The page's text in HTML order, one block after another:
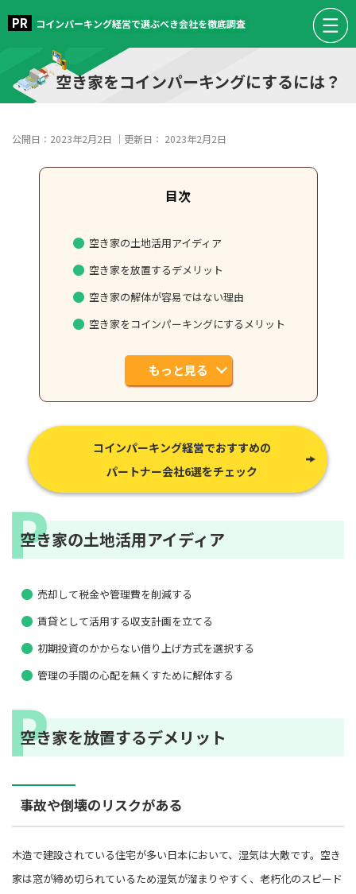
コインパーキング経営で選ぶべき会社を徹底調査
空き家をコインパーキングにするには？
公開日： 2023年2月2日 ｜更新日： 2023年2月2日
空き家の土地活用アイディア
空き家を放置するデメリット
空き家の解体が容易ではない理由
空き家をコインパーキングにするメリット
もっと見る
コインパーキング経営でおすすめの
パートナー会社6選をチェック
空き家の土地活用アイディア
売却して税金や管理費を削減する
賃貸として活用する収支計画を立てる
初期投資のかからない借り上げ方式を選択する
管理の手間の心配を無くすために解体する
空き家を放置するデメリット
事故や倒壊のリスクがある
木造で建設されている住宅が多い日本において、湿気は大敵です。空き
家は窓が締め切られているため湿気が溜まりやすく、老朽化のスピード